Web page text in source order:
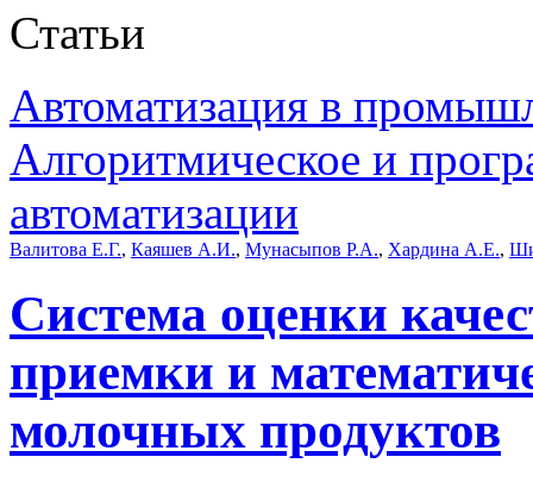
Статьи
Автоматизация в
Алгоритмическое и
автоматизации
Валитова Е.Г., Каяшев А.И., Мунасыпов Р.А., Хардина А.Е.,
Система оценки
приемки и
молочных продуктов